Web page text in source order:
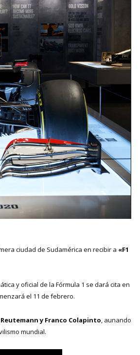
ciudad de Sudamérica en recibir a «F1
y oficial de la Fórmula 1 se dará cita en
el 11 de febrero.
y Franco Colapinto , aunando
mundial.